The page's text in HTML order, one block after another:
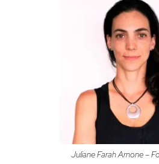
Juliane Farah Arnone –